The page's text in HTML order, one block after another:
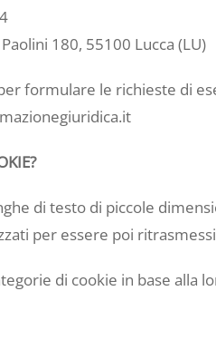
180, 55100 Lucca (LU)
formulare le richieste di
di testo di piccole
per essere poi
di cookie in base alla